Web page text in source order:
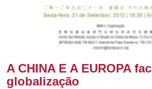
A CHINA E A EUROPA
globalização